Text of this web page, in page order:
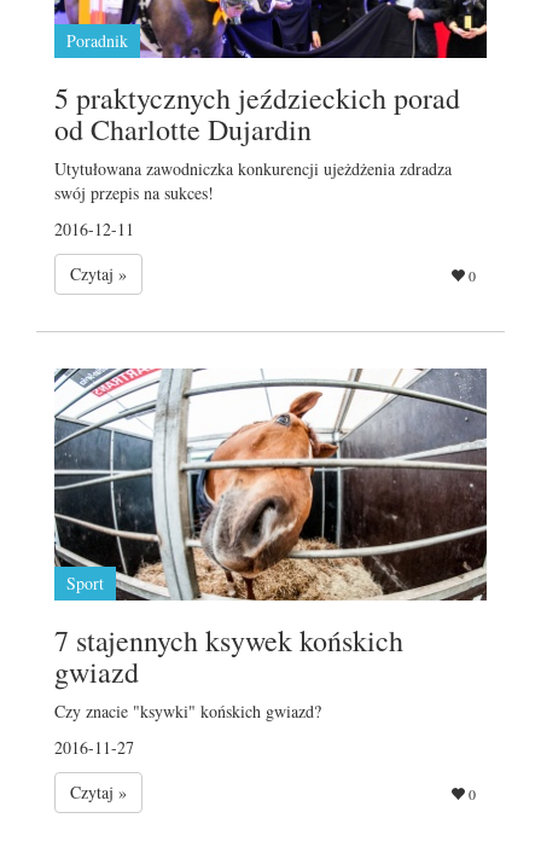
Poradnik
5 praktycznych jeździeckich porad
od Charlotte Dujardin
Utytułowana zawodniczka konkurencji ujeżdżenia zdradza
swój przepis na sukces!
2016-12-11
Czytaj »
0
Sport
7 stajennych ksywek końskich
gwiazd
Czy znacie "ksywki" końskich gwiazd?
2016-11-27
Czytaj »
0